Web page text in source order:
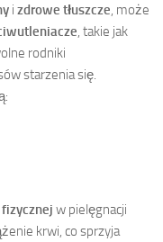
i zdrowe tłuszcze, może
, takie jak
rodniki
starzenia się.
w pielęgnacji
krwi, co sprzyja